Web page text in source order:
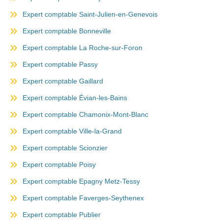
Expert comptable Saint-Julien-en-Genevois
Expert comptable Bonneville
Expert comptable La Roche-sur-Foron
Expert comptable Passy
Expert comptable Gaillard
Expert comptable Évian-les-Bains
Expert comptable Chamonix-Mont-Blanc
Expert comptable Ville-la-Grand
Expert comptable Scionzier
Expert comptable Poisy
Expert comptable Epagny Metz-Tessy
Expert comptable Faverges-Seythenex
Expert comptable Publier